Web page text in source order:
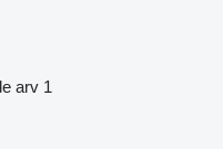
arv 1